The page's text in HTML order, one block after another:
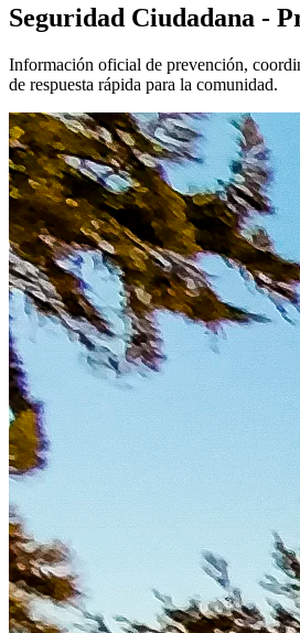
Seguridad Ciudadana -
Información oficial de prevención,
de respuesta rápida para la comunidad.